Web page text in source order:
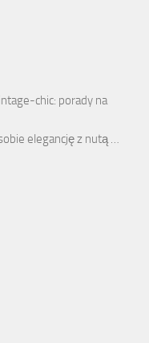
chic: porady na
elegancję z nutą …